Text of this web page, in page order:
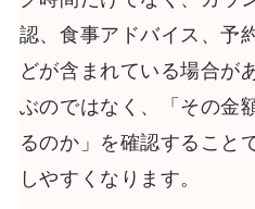
認、食事アドバイス、予
どが含まれている場合が
ぶのではなく、「その金
るのか」を確認すること
しやすくなります。